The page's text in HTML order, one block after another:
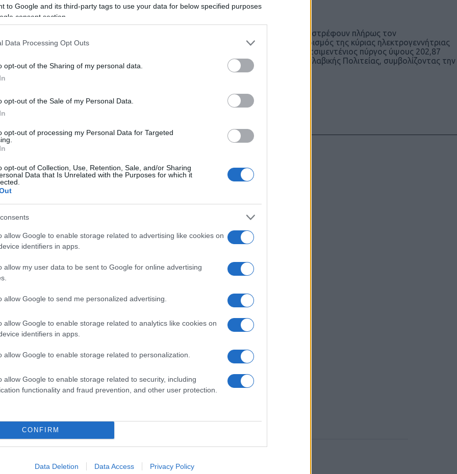
to Google and its third-party tags to use your data for below specified purposes
consent section.
Data Processing Opt Outs
opt-out of the Sharing of my personal data.
opt-out of the Sale of my Personal Data.
opt-out of processing my Personal Data for Targeted
opt-out of Collection, Use, Retention, Sale, and/or Sharing
Data that Is Unrelated with the Purposes for which it
allow Google to enable storage related to advertising like cookies on
identifiers in apps.
allow my user data to be sent to Google for online advertising
allow Google to send me personalized advertising.
allow Google to enable storage related to analytics like cookies on
identifiers in apps.
allow Google to enable storage related to personalization.
allow Google to enable storage related to security, including
functionality and fraud prevention, and other user protection.
CONFIRM
Data Deletion Data Access Privacy Policy
Βασιλείου
της 29ης προς 30ή Απριλίου 1999, ΝΑΤΟϊκά αεροσκάφη βομβαρδίζουν και καταστρέφουν πλήρως τον
πύργο Avala στη Σερβία, κοντά στο Βελιγράδι. Είχε προηγηθεί βομβαρδισμός της κύριας ηλεκτρογεννήτριας
όμως αντικαταστάθηκε. Χτισμένος το 1965, επί σοσιαλιστικού καθεστώτος, ο τσιμεντένιος πύργος ύψους 202,87
-το ψηλότερο κτήριο στη χώρα- αποτελούσε σημαντικό τοπόσημο της Γιουγκοσλαβικής Πολιτείας, συμβολίζοντας την
ευρωστία της και το τεχνολογικό της επίπεδο.
στο
που δημοσιεύονται στο flight.com.gr εκφράζουν τους συντάκτες τους
απαραίτητα τον ιστότοπο. Απαγορεύεται η αναδημοσίευση χωρίς γραπτή
Σε αντίθετη περίπτωση θα λαμβάνονται νομικά μέτρα. Ο ιστότοπος
τους.
Login